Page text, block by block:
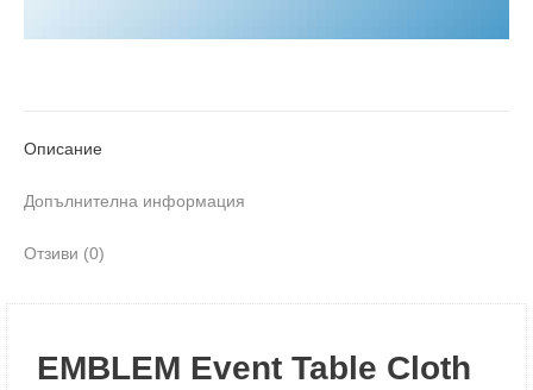
Описание
Допълнителна информация
Отзиви (0)
EMBLEM Event Table Cloth